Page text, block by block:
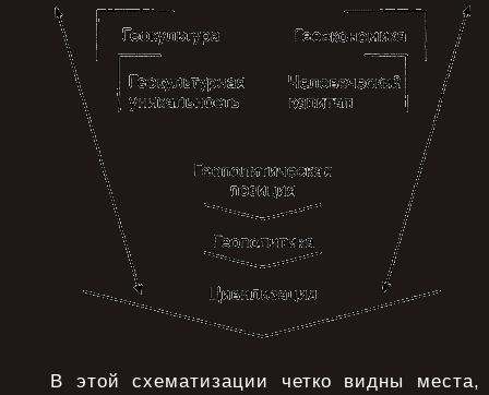
В этой схематизации четко видны